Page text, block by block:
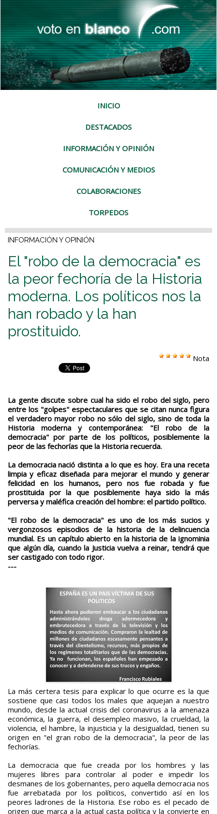
INICIO
DESTACADOS
INFORMACIÓN Y OPINIÓN
COMUNICACIÓN Y MEDIOS
COLABORACIONES
TORPEDOS
INFORMACIÓN Y OPINIÓN
El "robo de la democracia" es
la peor fechoría de la Historia
moderna. Los políticos nos la
han robado y la han
prostituido.
Nota
La gente discute sobre cual ha sido el robo del siglo, pero
entre los "golpes" espectaculares que se citan nunca figura
el verdadero mayor robo no sólo del siglo, sino de toda la
Historia moderna y contemporánea: "El robo de la
democracia" por parte de los políticos, posiblemente la
peor de las fechorías que la Historia recuerda.
La democracia nació distinta a lo que es hoy. Era una receta
limpia y eficaz diseñada para mejorar el mundo y generar
felicidad en los humanos, pero nos fue robada y fue
prostituida por la que posiblemente haya sido la más
perversa y maléfica creación del hombre: el partido político.
"El robo de la democracia" es uno de los más sucios y
vergonzosos episodios de la historia de la delincuencia
mundial. Es un capítulo abierto en la historia de la ignominia
que algún día, cuando la Justicia vuelva a reinar, tendrá que
ser castigado con todo rigor.
---
La más certera tesis para explicar lo que ocurre es la que
sostiene que casi todos los males que aquejan a nuestro
mundo, desde la actual crisis del coronavirus a la amenaza
económica, la guerra, el desempleo masivo, la crueldad, la
violencia, el hambre, la injusticia y la desigualdad, tienen su
origen en "el gran robo de la democracia", la peor de las
fechorías.
La democracia que fue creada por los hombres y las
mujeres libres para controlar al poder e impedir los
desmanes de los gobernantes, pero aquella democracia nos
fue arrebatada por los políticos, convertido así en los
peores ladrones de la Historia. Ese robo es el pecado de
origen que marca a la actual casta política y la convierte en